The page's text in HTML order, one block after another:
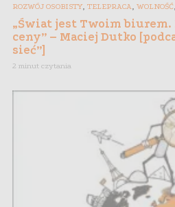
ROZWÓJ OSOBISTY, TELEPRACA, WOLNOŚĆ,
„Świat jest Twoim biurem.
ceny” – Maciej Dutko
sieć”]
2 minut czytania